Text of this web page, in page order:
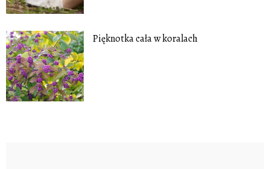
Pięknotka cała w koralach